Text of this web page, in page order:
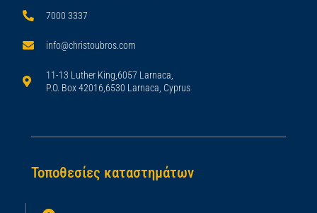
7000 3337
info@christoubros.com
11-13 Luther King,6057 Larnaca,
P.O. Box 42016,6530 Larnaca, Cyprus
Τοποθεσίες καταστημάτων